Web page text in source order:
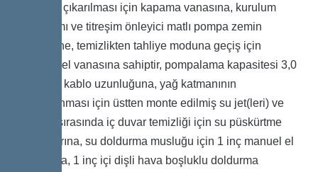
kolayca çıkarılması için kapama vanasına, kurulum
donanımı ve titreşim önleyici matlı pompa zemin
desteğine, temizlikten tahliye moduna geçiş için
manuel el vanasına sahiptir, pompalama kapasitesi 3,0
kW, 5 m kablo uzunluğuna, yağ katmanının
parçalanması için üstten monte edilmiş su jet(leri) ve
tahliye sırasında iç duvar temizliği için su püskürtme
başlıklarına, su doldurma musluğu için 1 inç manuel el
vanasına, 1 inç içi dişli hava boşluklu doldurma